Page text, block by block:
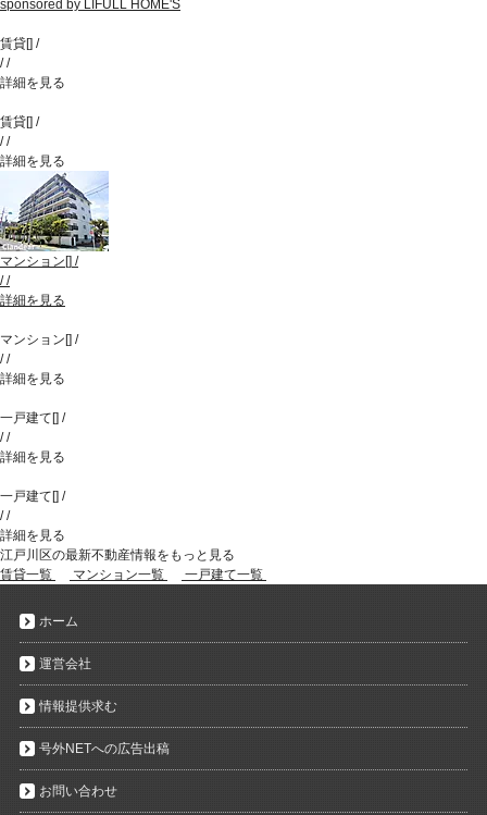
sponsored by LIFULL HOME'S
賃貸[] /
//
詳細を見る
賃貸[] /
//
詳細を見る
マンション [] /
//
詳細を見る
マンション [] /
//
詳細を見る
一戸建て [] /
//
詳細を見る
一戸建て [] /
//
詳細を見る
江戸川区の最新不動産情報をもっと見る
賃貸一覧
マンション一覧 一戸建て一覧
ホーム
運営会社
情報提供求む
号外NETへの広告出稿
お問い合わせ